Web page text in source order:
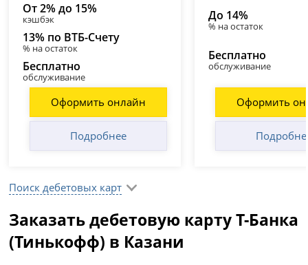
От 2% до 15%
кэшбэк
13% по ВТБ-Счету
% на остаток
Бесплатно
обслуживание
Оформить онлайн
Подробнее
До 14%
% на остаток
Бесплатно
обслуживание
Оформить
Поиск дебетовых карт
Заказать дебетовую карту Т-Банка
(Тинькофф) в Казани